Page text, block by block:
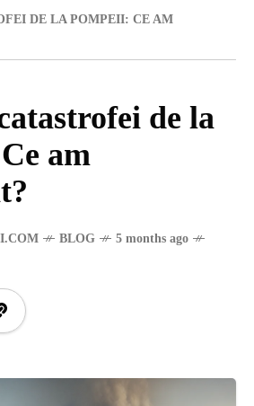
DE LA POMPEII: CE AM
de la
am
BLOG
5 months ago